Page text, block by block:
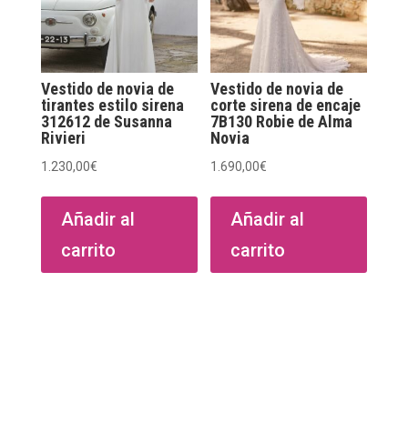
Vestido de novia de
tirantes estilo sirena
312612 de Susanna
Rivieri
1.230,00€
Añadir al
carrito
Vestido de novia de
corte sirena de encaje
7B130 Robie de Alma
Novia
1.690,00€
Añadir al
carrito